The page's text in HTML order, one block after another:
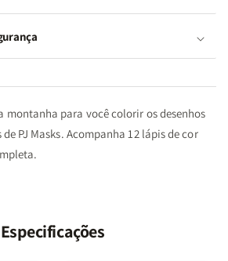
montanha para você colorir os desenhos
PJ Masks. Acompanha 12 lápis de cor
Especificações